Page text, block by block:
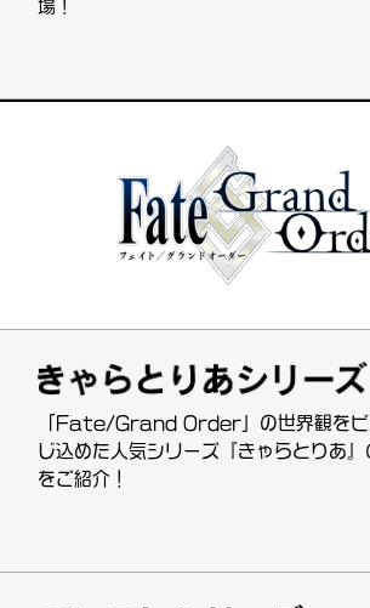
場！
「Fate/Grand Order」の世界観をビ
じ込めた人気シリーズ『きゃらとりあ
をご紹介！